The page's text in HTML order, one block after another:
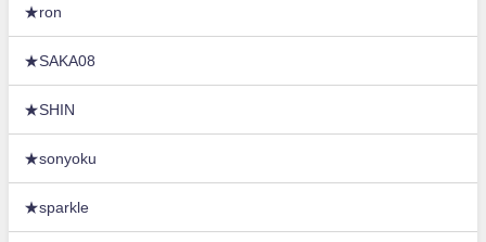
★ron
★SAKA08
★SHIN
★sonyoku
★sparkle